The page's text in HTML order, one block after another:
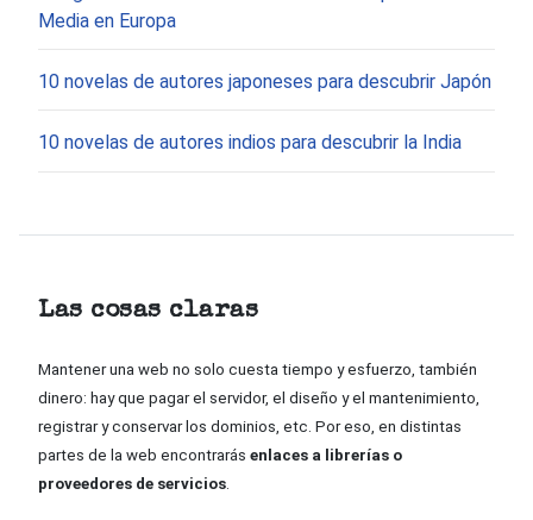
Media en Europa
10 novelas de autores japoneses para descubrir Japón
10 novelas de autores indios para descubrir la India
Las cosas claras
Mantener una web no solo cuesta tiempo y esfuerzo, también
dinero: hay que pagar el servidor, el diseño y el mantenimiento,
registrar y conservar los dominios, etc. Por eso, en distintas
partes de la web encontrarás enlaces a librerías o
proveedores de servicios